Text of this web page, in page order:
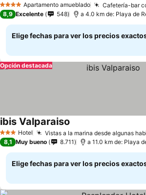
4 EstrellasApartamento amueblado Cafetería-bar
8,9 Excelente 548 a 4.0 km de: Playa de
Elige fechas para ver los precios
Opción destacada
3 Estrellas
Hotel Vistas a la marina desde algunas
ibis Valparaiso
8,1 Muy bueno 8.711 a 11.0 km de: Playa
Elige fechas para ver los precios